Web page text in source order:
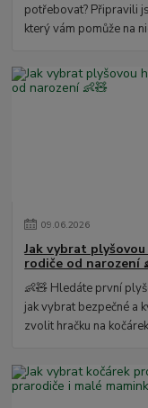
potřebovat? Připravili
který vám pomůže na
09.06.2026
Jak vybrat
rodiče od narození
👶🧸 Hledáte první
jak vybrat bezpečné a
zvolit hračku na